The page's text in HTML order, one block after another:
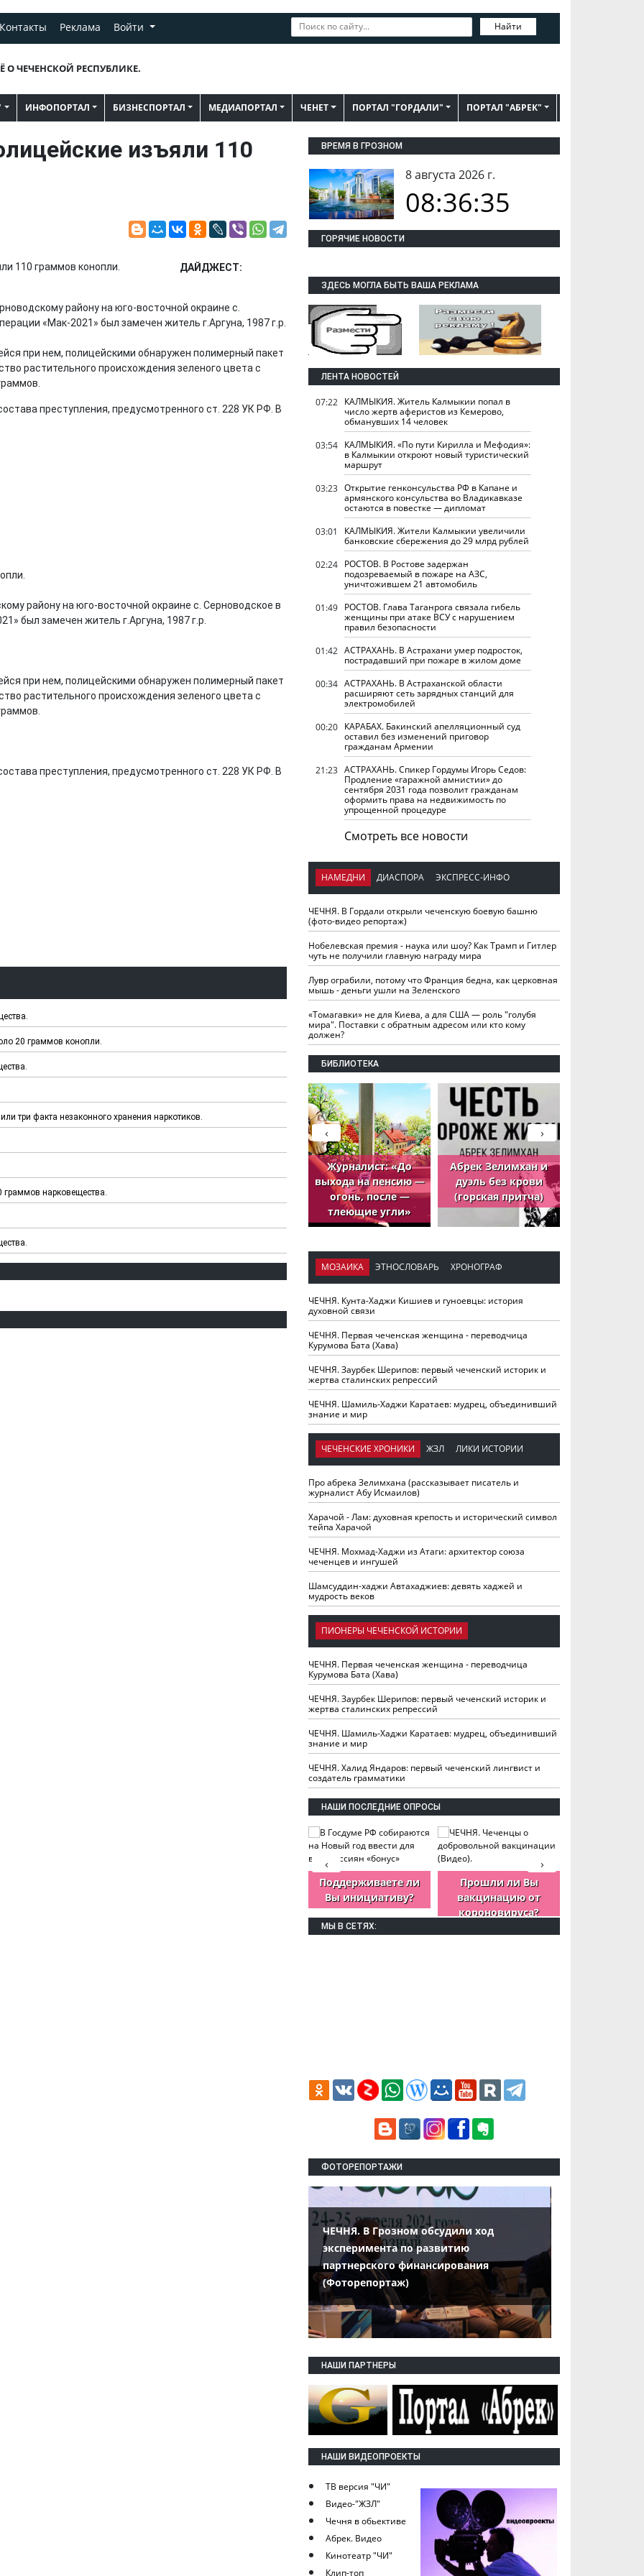
Контакты Реклама Войти Найти
О ЧЕЧЕНСКОЙ РЕСПУБЛИКЕ.
ИНФОПОРТАЛ БИЗНЕСПОРТАЛ МЕДИАПОРТАЛ ЧЕНЕТ ПОРТАЛ "ГОРДАЛИ" ПОРТАЛ "АБРЕК"
изъяли 110
ДАЙДЖЕСТ:
району на юго-восточной окраине с.
«Мак-2021» был замечен житель г.Аргуна, 1987 г.р.
при нем, полицейскими обнаружен полимерный пакет
растительного происхождения зеленого цвета с
преступления, предусмотренного ст. 228 УК РФ. В
району на юго-восточной окраине с. Серноводское в
был замечен житель г.Аргуна, 1987 г.р.
при нем, полицейскими обнаружен полимерный пакет
растительного происхождения зеленого цвета с
преступления, предусмотренного ст. 228 УК РФ. В
20 граммов конопли.
три факта незаконного хранения наркотиков.
нарковещества.
ВРЕМЯ В ГРОЗНОМ
8 августа 2026 г.
08:36:36
ГОРЯЧИЕ НОВОСТИ
ЗДЕСЬ МОГЛА БЫТЬ ВАША РЕКЛАМА
ЛЕНТА НОВОСТЕЙ
07:22 КАЛМЫКИЯ. Житель Калмыкии попал в
число жертв аферистов из Кемерово,
обманувших 14 человек
03:54 КАЛМЫКИЯ. «По пути Кирилла и Мефодия»:
в Калмыкии откроют новый туристический
маршрут
03:23 Открытие генконсульства РФ в Капане и
армянского консульства во Владикавказе
остаются в повестке — дипломат
03:01
КАЛМЫКИЯ. Жители Калмыкии увеличили
банковские сбережения до 29 млрд рублей
02:24 РОСТОВ. В Ростове задержан
подозреваемый в пожаре на АЗС,
уничтожившем 21 автомобиль
01:49 РОСТОВ. Глава Таганрога связала гибель
женщины при атаке ВСУ с нарушением
правил безопасности
01:42 АСТРАХАНЬ. В Астрахани умер подросток,
пострадавший при пожаре в жилом доме
00:34 АСТРАХАНЬ. В Астраханской области
расширяют сеть зарядных станций для
электромобилей
00:20 КАРАБАХ. Бакинский апелляционный суд
оставил без изменений приговор
гражданам Армении
21:23 АСТРАХАНЬ. Спикер Гордумы Игорь Седов:
Продление «гаражной амнистии» до
сентября 2031 года позволит гражданам
оформить права на недвижимость по
упрощенной процедуре
Смотреть все новости
НАМЕДНИ ДИАСПОРА ЭКСПРЕСС-ИНФО
ЧЕЧНЯ. В Гордали открыли чеченскую боевую башню
(фото-видео репортаж)
Нобелевская премия - наука или шоу? Как Трамп и Гитлер
чуть не получили главную награду мира
Лувр ограбили, потому что Франция бедна, как церковная
мышь - деньги ушли на Зеленского
«Томагавки» не для Киева, а для США — роль "голубя
мира". Поставки с обратным адресом или кто кому
должен?
БИБЛИОТЕКА
илли
мурд - обарг Вара
Журналист: «До
выхода на пенсию —
огонь, после —
тлеющие угли»
Абрек Зелимхан и
дуэль без крови
(горская притча)
›
‹
МОЗАИКА ЭТНОСЛОВАРЬ ХРОНОГРАФ
ЧЕЧНЯ. Кунта-Хаджи Кишиев и гуноевцы: история
духовной связи
ЧЕЧНЯ. Первая чеченская женщина - переводчица
Курумова Бата (Хава)
ЧЕЧНЯ. Заурбек Шерипов: первый чеченский историк и
жертва сталинских репрессий
ЧЕЧНЯ. Шамиль-Хаджи Каратаев: мудрец, объединивший
знание и мир
ЧЕЧЕНСКИЕ ХРОНИКИ ЖЗЛ ЛИКИ ИСТОРИИ
Про абрека Зелимхана (рассказывает писатель и
журналист Абу Исмаилов)
Харачой - Лам: духовная крепость и исторический символ
тейпа Харачой
ЧЕЧНЯ. Мохмад-Хаджи из Атаги: архитектор союза
чеченцев и ингушей
Шамсуддин-хаджи Автахаджиев: девять хаджей и
мудрость веков
ПИОНЕРЫ ЧЕЧЕНСКОЙ ИСТОРИИ
ЧЕЧНЯ. Первая чеченская женщина - переводчица
Курумова Бата (Хава)
ЧЕЧНЯ. Заурбек Шерипов: первый чеченский историк и
жертва сталинских репрессий
ЧЕЧНЯ. Шамиль-Хаджи Каратаев: мудрец, объединивший
знание и мир
ЧЕЧНЯ. Халид Яндаров: первый чеченский лингвист и
создатель грамматики
НАШИ ПОСЛЕДНИЕ ОПРОСЫ
Поддерживаете ли
Вы инициативу?
Прошли ли Вы
вакцинацию от
короновируса?
›
‹
МЫ В СЕТЯХ:
ФОТОРЕПОРТАЖИ
ЧЕЧНЯ. В Грозном обсудили ход
эксперимента по развитию
партнерского финансирования
(Фоторепортаж)
НАШИ ПАРТНЕРЫ
НАШИ ВИДЕОПРОЕКТЫ
ТВ версия "ЧИ"
Видео-"ЖЗЛ"
Чечня в обьективе
Абрек. Видео
Кинотеатр "ЧИ"
Клип-топ